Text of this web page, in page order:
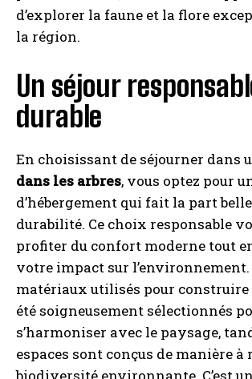
d’explorer la faune et la flore
la région.
Un séjour
durable
En choisissant de séjourner dans
dans les arbres, vous optez pour
d’hébergement qui fait la part
durabilité. Ce choix responsable
profiter du confort moderne tout
votre impact sur l’environnement.
matériaux utilisés pour construire
été soigneusement sélectionnés
s’harmoniser avec le paysage,
espaces sont conçus de manière à